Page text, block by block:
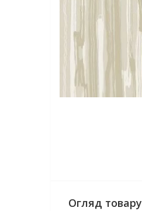
Огляд товару